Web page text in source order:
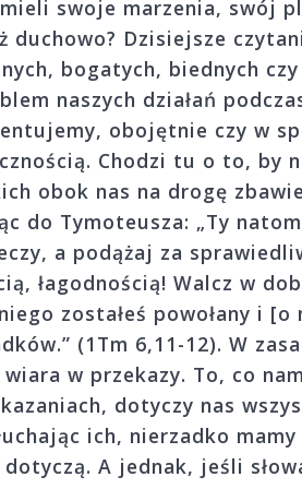
swoje marzenia, swój
duchowo? Dzisiejsze
bogatych, biednych
naszych działań
obojętnie czy w
Chodzi tu o to, by
obok nas na drogę
do Tymoteusza: „Ty
a podążaj za
łagodnością! Walcz w
zostałeś powołany i [o
(1Tm 6,11-12). W
w przekazy. To, co
dotyczy nas
ich, nierzadko mamy
A jednak, jeśli